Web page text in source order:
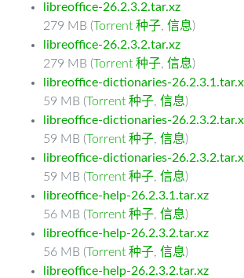
libreoffice-26.2.3.2.tar.xz
279 MB (Torrent 种子, 信息)
libreoffice-26.2.3.2.tar.xz
279 MB (Torrent 种子, 信息)
libreoffice-dictionaries-
59 MB (Torrent 种子, 信息)
libreoffice-dictionaries-
59 MB (Torrent 种子, 信息)
libreoffice-dictionaries-
59 MB (Torrent 种子, 信息)
libreoffice-help-26.2.3.1.tar.xz
56 MB (Torrent 种子, 信息)
libreoffice-help-26.2.3.2.tar.xz
56 MB (Torrent 种子, 信息)
libreoffice-help-26.2.3.2.tar.xz